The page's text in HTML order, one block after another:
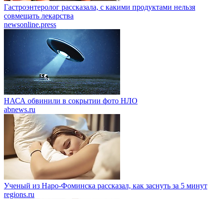
Гастроэнтеролог рассказала, с какими продуктами нельзя
совмещать лекарства
newsonline.press
НАСА обвинили в сокрытии фото НЛО
abnews.ru
Ученый из Наро-Фоминска рассказал, как заснуть за 5 минут
regions.ru